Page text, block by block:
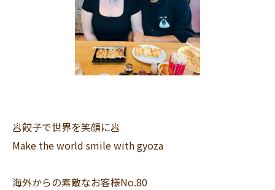
🥟餃子で世界を笑顔に🥟
Make the world smile with gyoza
海外からの素敵なお客様No.80